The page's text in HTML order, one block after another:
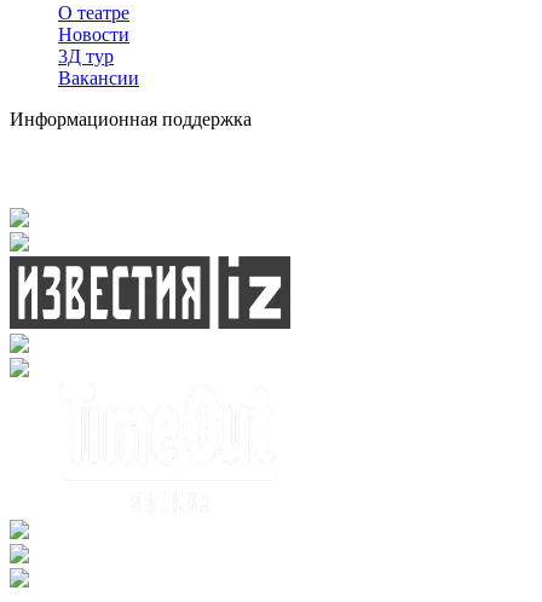
О театре
Новости
3Д тур
Вакансии
Информационная поддержка